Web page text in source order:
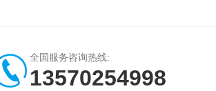
全国服务咨询热线:
13570254998